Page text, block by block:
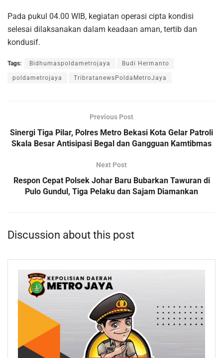
Pada pukul 04.00 WIB, kegiatan operasi cipta kondisi
selesai dilaksanakan dalam keadaan aman, tertib dan
kondusif.
Tags: Bidhumaspoldametrojaya Budi Hermanto
poldametrojaya TribratanewsPoldaMetroJaya
Previous Post
Sinergi Tiga Pilar, Polres Metro Bekasi Kota Gelar Patroli
Skala Besar Antisipasi Begal dan Gangguan Kamtibmas
Next Post
Respon Cepat Polsek Johar Baru Bubarkan Tawuran di
Pulo Gundul, Tiga Pelaku dan Sajam Diamankan
Discussion about this post